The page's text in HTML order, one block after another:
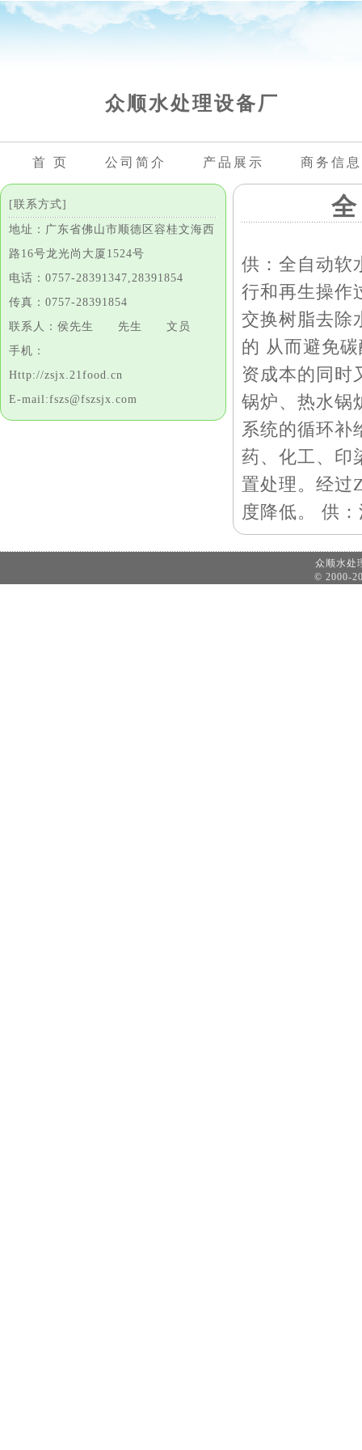
众顺水处理设备厂
首 页 公司简介 产品展示 商务信息
[联系方式]
地址：广东省佛山市顺德区容桂文海西
路16号龙光尚大厦1524号
电话：0757-28391347,28391854
传真：0757-28391854
联系人：侯先生 先生 文员
手机：
Http://zsjx.21food.cn
E-mail:fszs@fszsjx.com
供：全自动软
行和再生操作
交换树脂去除
的 从而避免
资成本的同时
锅炉、热水锅
系统的循环补
药、化工、印
置处理。经过
度降低。 供
众顺水
© 2000-